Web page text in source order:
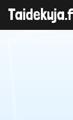
Skip